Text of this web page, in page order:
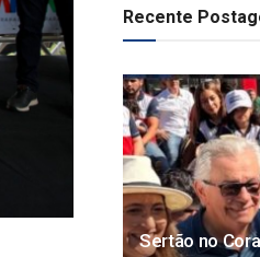
Recente
Sertão no